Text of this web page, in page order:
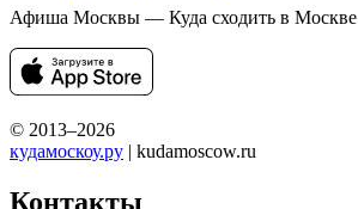
Афиша Москвы — Куда сходить в Москве
© 2013–2026
кудамоскоу.ру | kudamoscow.ru
Контакты